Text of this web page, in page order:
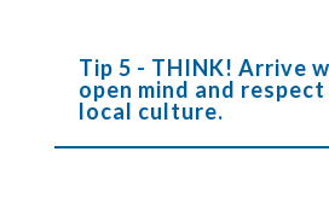
Tip 5 - THINK! Arrive
open mind and
local culture.